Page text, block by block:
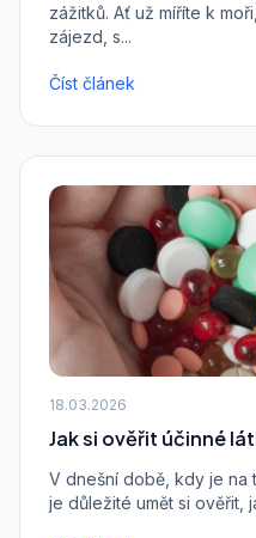
zážitků. Ať už míříte k
zájezd, s...
Číst článek
18.03.2026
Jak si ověřit účinné
V dnešní době, kdy je na
je důležité umět si ověřit,